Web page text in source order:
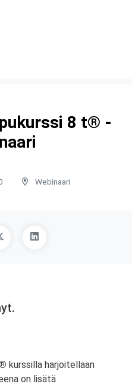
8 t® -
Webinaari
kurssilla harjoitellaan
on lisätä